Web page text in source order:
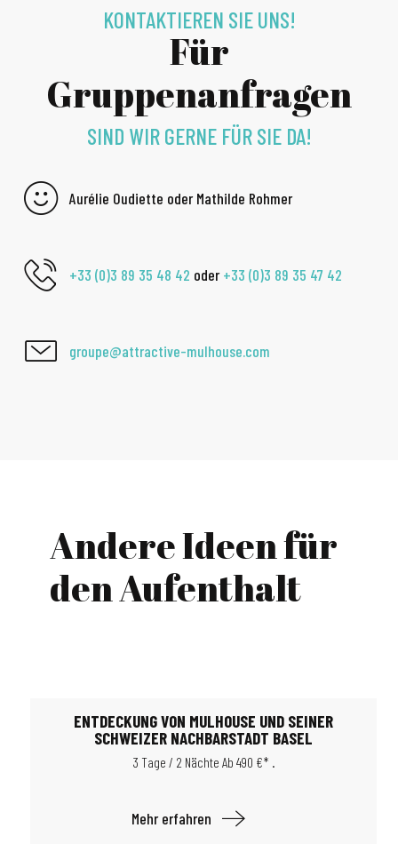
KONTAKTIEREN SIE UNS!
Für
Gruppenanfragen
SIND WIR GERNE FÜR SIE DA!
Aurélie Oudiette oder Mathilde Rohmer
+33 (0)3 89 35 48 42 oder+33 (0)3 89 35 47 42
groupe@attractive-mulhouse.com
Andere Ideen für
den Aufenthalt
ENTDECKUNG VON MULHOUSE UND SEINER
SCHWEIZER NACHBARSTADT BASEL
3 Tage / 2 Nächte Ab 490 €* .
Mehr erfahren